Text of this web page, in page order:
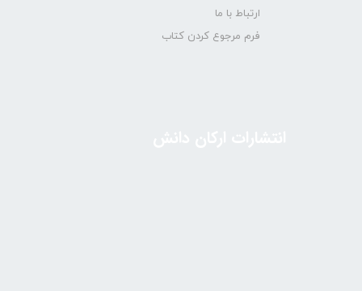
ارتباط با ما
فرم مرجوع کردن کتاب